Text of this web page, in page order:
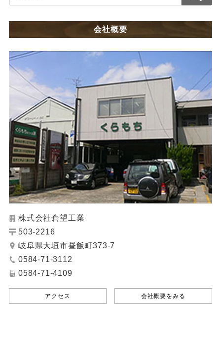
会社概要
株式会社倉望工業
503-2216
岐阜県大垣市昼飯町373-7
0584-71-3112
0584-71-4109
アクセス 会社概要をみる